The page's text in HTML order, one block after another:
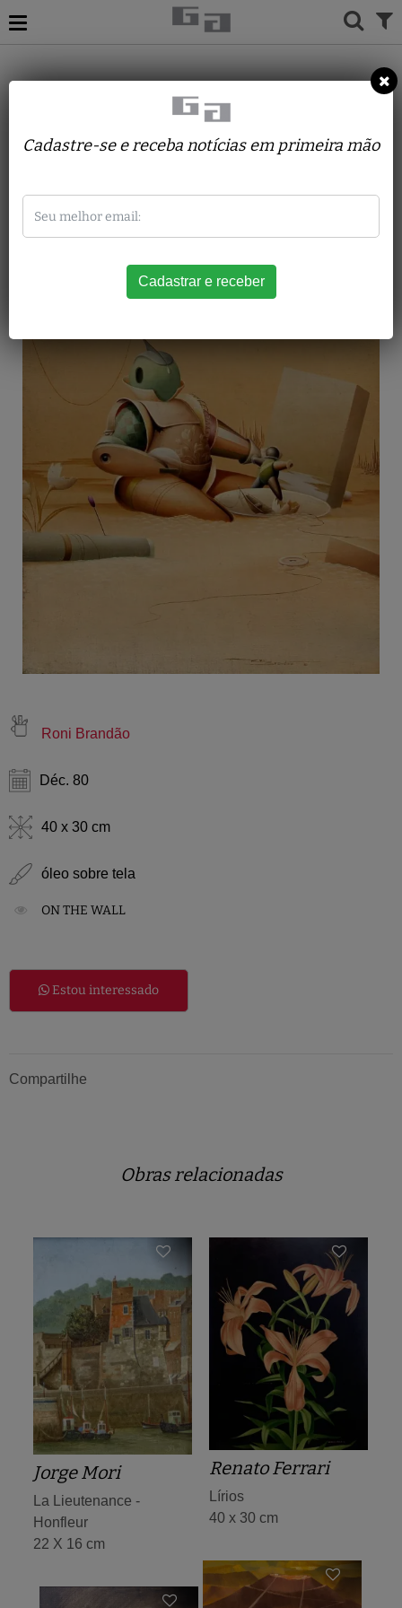
RONI BRANDÃO
Boneco e o Espelho
Roni Brandão
Déc. 80
40 x 30 cm
óleo sobre tela
ON THE WALL
Estou interessado
Compartilhe
Obras relacionadas
Jorge Mori
La Lieutenance -
Honfleur
22 X 16 cm
Renato Ferrari
Lírios
40 x 30 cm
Cadastre-se e receba notícias em primeira mão